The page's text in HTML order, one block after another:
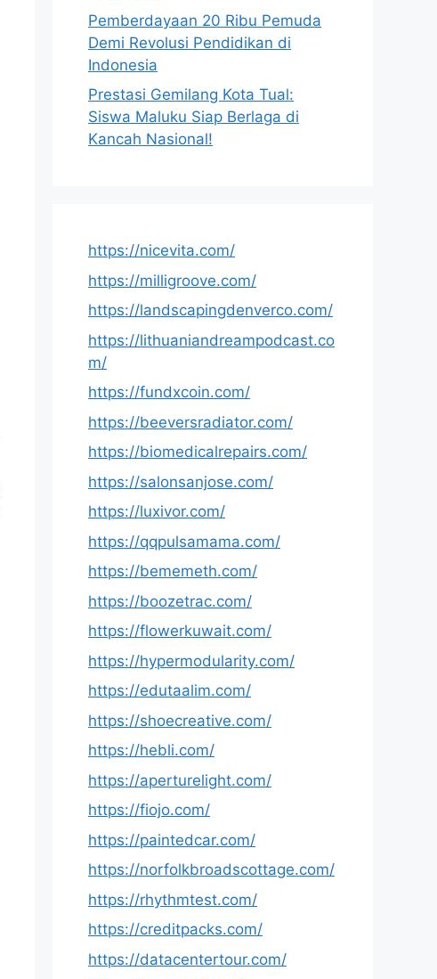
Pemberdayaan 20 Ribu Pemuda
Demi Revolusi Pendidikan di
Indonesia
Prestasi Gemilang Kota Tual:
Siswa Maluku Siap Berlaga di
Kancah Nasional!
https://nicevita.com/
https://milligroove.com/
https://landscapingdenverco.com/
https://lithuaniandreampodcast.co
m/
https://fundxcoin.com/
https://beeversradiator.com/
https://biomedicalrepairs.com/
https://salonsanjose.com/
https://luxivor.com/
https://qqpulsamama.com/
https://bememeth.com/
https://boozetrac.com/
https://flowerkuwait.com/
https://hypermodularity.com/
https://edutaalim.com/
https://shoecreative.com/
https://hebli.com/
https://aperturelight.com/
https://fiojo.com/
https://paintedcar.com/
https://norfolkbroadscottage.com/
https://rhythmtest.com/
https://creditpacks.com/
https://datacentertour.com/